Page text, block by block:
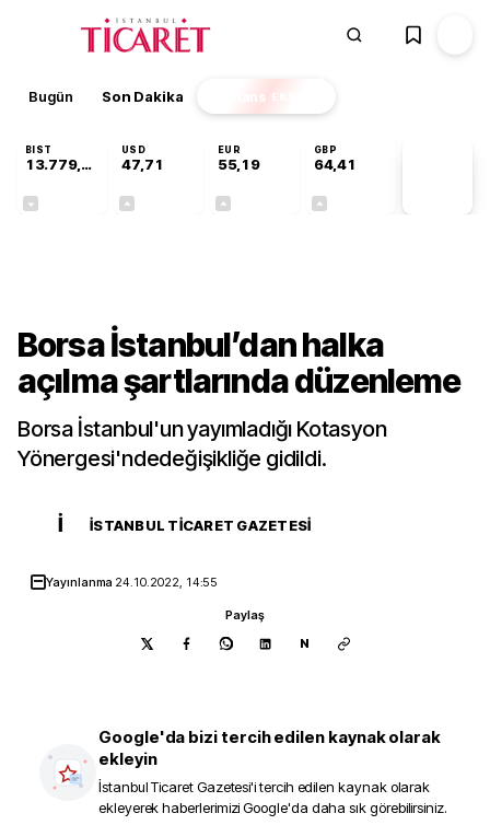
Bugün Son Dakika Finans EKSTRA
BIST
13.779,39
USD
47,71
EUR
55,19
GBP
64,41
Borsa İstanbul’dan halka
açılma şartlarında düzenleme
Borsa İstanbul'un yayımladığı Kotasyon
Yönergesi'ndedeğişikliğe gidildi.
İ İSTANBUL TICARET GAZETESI
Yayınlanma 24.10.2022, 14:55
Paylaş
N
Google'da bizi tercih edilen kaynak olarak
ekleyin
İstanbul Ticaret Gazetesi'i tercih edilen kaynak olarak
ekleyerek haberlerimizi Google'da daha sık görebilirsiniz.